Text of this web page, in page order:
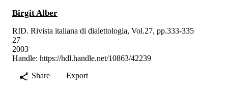
Birgit Alber
RID. Rivista italiana di dialettologia, Vol.27, pp.333-335
27
2003
Handle: https://hdl.handle.net/10863/42239
Share
Export